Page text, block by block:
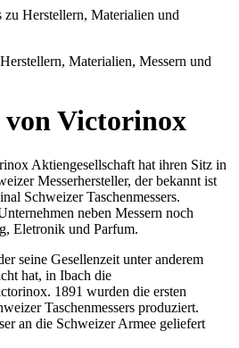
Materialien, Messern und
von Victorinox
Aktiengesellschaft hat ihren Sitz in
Messerhersteller, der bekannt ist
Schweizer Taschenmessers.
neben Messern noch
Eletronik und Parfum.
seine Gesellenzeit unter anderem
hat, in Ibach die
1891 wurden die ersten
Taschenmessers produziert.
an die Schweizer Armee geliefert